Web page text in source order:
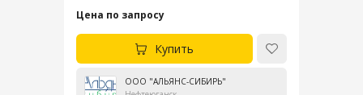
Цена по запросу
Купить
ООО "АЛЬЯНС-СИБИРЬ"